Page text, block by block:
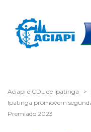
Aciapi e CDL de Ipatinga >
Ipatinga promovem
Premiado 2023